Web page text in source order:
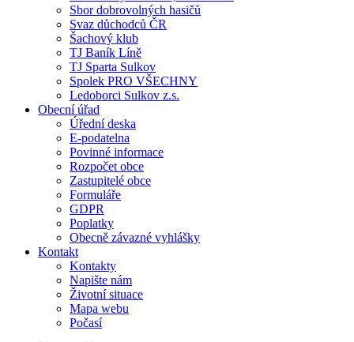
Sbor dobrovolných hasičů
Svaz důchodců ČR
Šachový klub
TJ Baník Líně
TJ Sparta Sulkov
Spolek PRO VŠECHNY
Ledoborci Sulkov z.s.
Obecní úřad
Úřední deska
E-podatelna
Povinné informace
Rozpočet obce
Zastupitelé obce
Formuláře
GDPR
Poplatky
Obecně závazné vyhlášky
Kontakt
Kontakty
Napište nám
Životní situace
Mapa webu
Počasí